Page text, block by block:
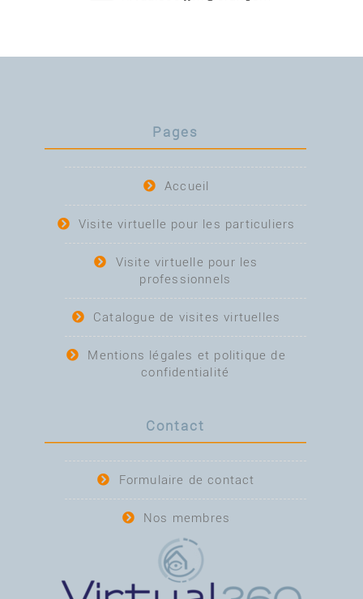
Pages
Accueil
Visite virtuelle pour les particuliers
Visite virtuelle pour les
professionnels
Catalogue de visites virtuelles
Mentions légales et politique de
confidentialité
Contact
Formulaire de contact
Nos membres